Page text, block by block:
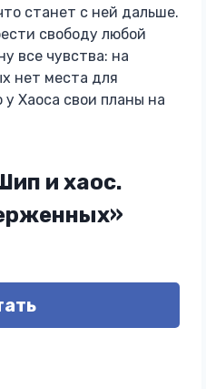
станет с ней дальше.
свободу любой
все чувства: на
нет места для
Хаоса свои планы на
и хаос.